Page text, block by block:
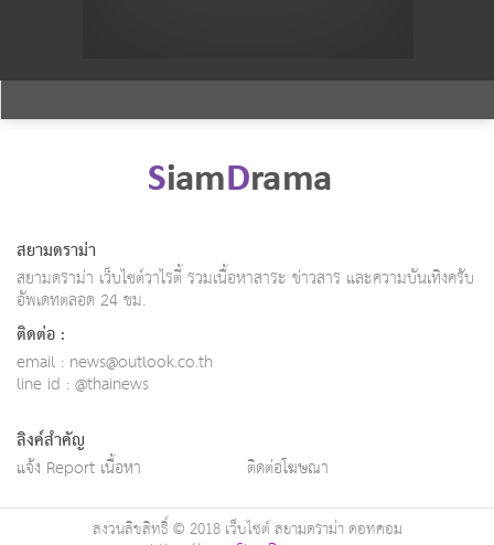
สยามดราม่า
สยามดราม่า เว็บไซต์วาไรตี้ รวมเนื้อหาสาระ ข่าวสาร และความบันเทิงครับ
อัพเดทตลอด 24 ชม.
ติดต่อ :
email : news@outlook.co.th
line id : @thainews
ลิงค์สำคัญ
แจ้ง Report เนื้อหา ติดต่อโฆษณา
สงวนลิขสิทธิ์ © 2018 เว็บไซต์ สยามดราม่า ดอทคอม